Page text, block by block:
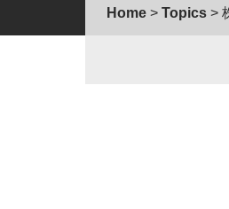
Home Topics